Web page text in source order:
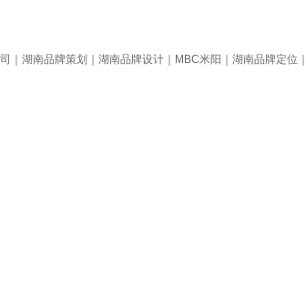
湖南品牌策划｜湖南品牌设计｜MBC米阳｜湖南品牌定